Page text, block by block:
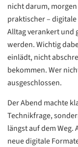
nicht darum,
praktischer –
Alltag verankert
werden. Wichtig
einlädt, nicht
bekommen. Wer
ausgeschlossen.
Der Abend machte
Technikfrage,
längst auf dem Weg.
neue digitale